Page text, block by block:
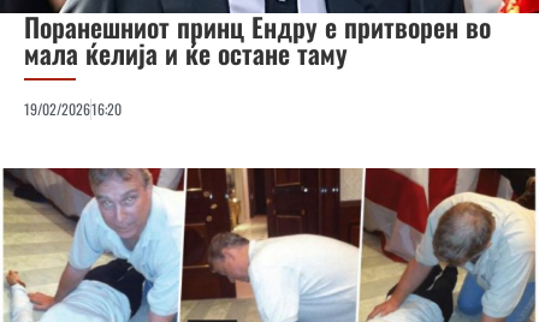
Поранешниот принц Ендру е притворен во
мала ќелија и ќе остане таму
19/02/202616:20